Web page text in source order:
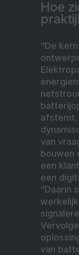
Hoe
“De
afstemt.
van
bouwen
een
een
“Daarin
van